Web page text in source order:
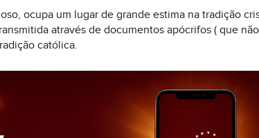
ocupa um lugar de grande estima na tradição
através de documentos apócrifos ( que
católica.